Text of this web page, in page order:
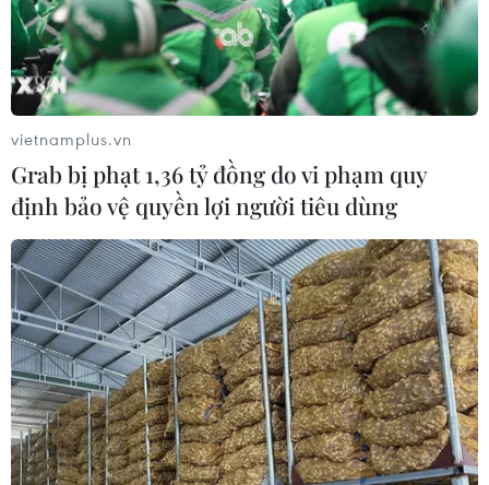
Mỹ sẽ gia hạn Hiệp ước START Mới trong
trường hợp đặc biệt
25/06/2020 00:05
Đại sứ Mỹ Marshall Billingslea cho biết nước này sẵn
sàng gia hạn Hiệp ước cắt giảm vũ khí chiến lược mới
(START Mới) chỉ trong các tình huống đặc biệt.
vietnamplus.vn
Grab bị phạt 1,36 tỷ đồng do vi phạm quy
định bảo vệ quyền lợi người tiêu dùng